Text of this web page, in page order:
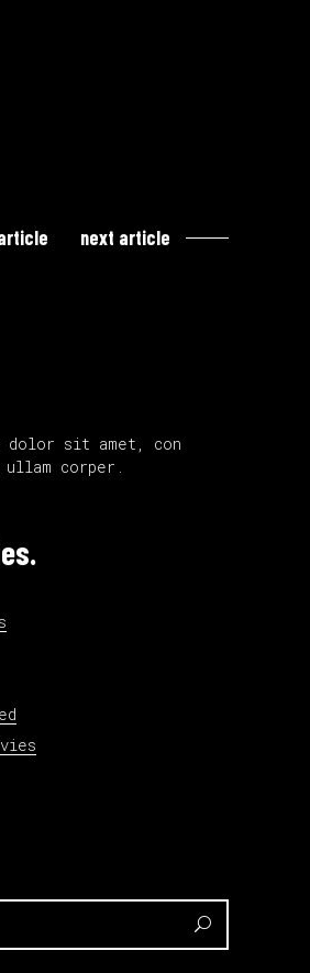
next article
dolor sit amet, con
corper.